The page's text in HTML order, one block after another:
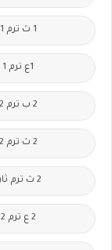
1 ث ترم 1
1ع ترم 1
2 ب ترم 2
2 ث ترم 2
2 ث ترم ثان
2 ع ترم 2